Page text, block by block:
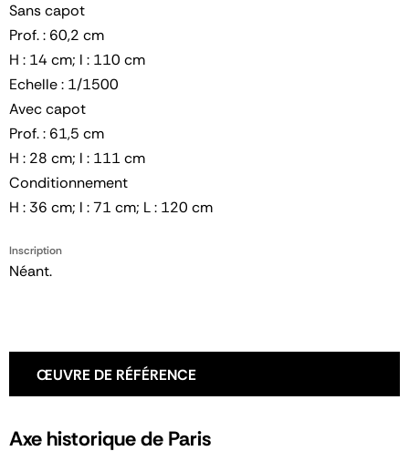
Sans capot
Prof. : 60,2 cm
H : 14 cm; l : 110 cm
Echelle : 1/1500
Avec capot
Prof. : 61,5 cm
H : 28 cm; l : 111 cm
Conditionnement
H : 36 cm; l : 71 cm; L : 120 cm
Inscription
Néant.
ŒUVRE DE RÉFÉRENCE
Axe historique de Paris